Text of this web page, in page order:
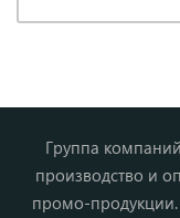
Группа
производство и
промо-